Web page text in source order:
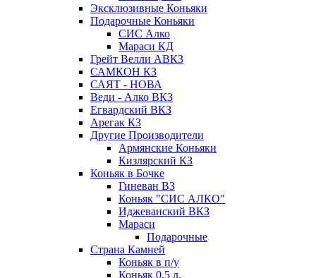
Эксклюзивные Коньяки
Подарочные Коньяки
СИС Алко
Мараси КД
Грейт Велли АВКЗ
САМКОН КЗ
САЯТ - НОВА
Веди - Алко ВКЗ
Егвардский ВКЗ
Арегак КЗ
Другие Производители
Армянские Коньяки
Кизлярский КЗ
Коньяк в Бочке
Гиневан ВЗ
Коньяк "СИС АЛКО"
Иджеванский ВКЗ
Мараси
Подарочные
Страна Камней
Коньяк в п/у
Коньяк 0,5 л.